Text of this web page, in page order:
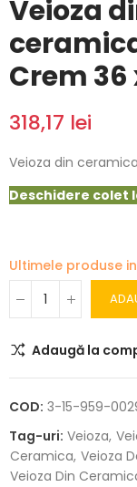
Veioza
Crem 36
318,17 lei
Veioza din
Deschidere colet
Ultimele produse
Adaugă la
COD: 3-15-959-
Tag-uri: Veioza
Ceramica Veioza
Veioza Din